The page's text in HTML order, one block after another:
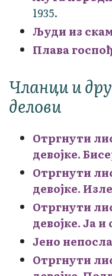
1935.
Људи из
Плава
Чланци и
делови
Отргнути
девојке.
Отргнути
девојке.
Отргнути
девојке. Ја
Јено
Отргнути